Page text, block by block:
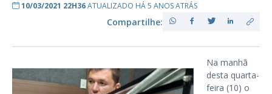
10/03/2021 22H36ATUALIZADO HÁ 5 ANOS ATRÁS
Compartilhe:
Na manhã
desta quarta-
feira (10) o